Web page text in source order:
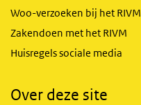
Woo-verzoeken bij het RIVM
Zakendoen met het RIVM
Huisregels sociale media
Over deze site